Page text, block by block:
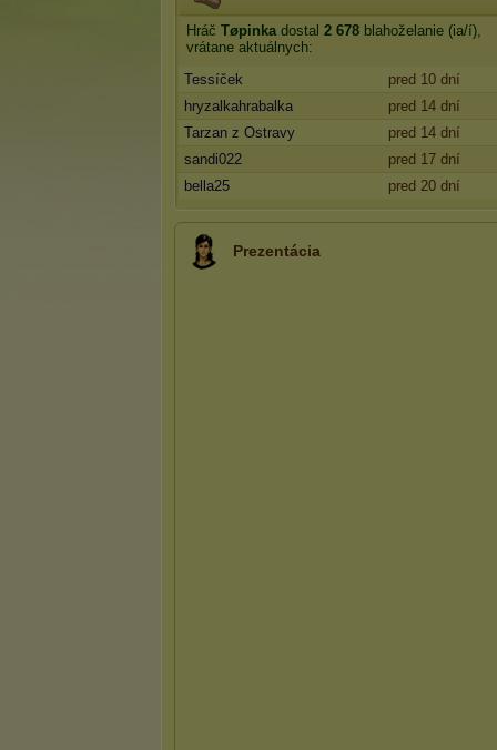
Hráč Tøpinkadostal 2 678 blahoželanie (ia/í),
vrátane aktuálnych:
Tessíček
pred 10 dní
hryzalkahrabalka
pred 14 dní
Tarzan z Ostravy
pred 14 dní
sandi022
pred 17 dní
bella25
pred 20 dní
Prezentácia